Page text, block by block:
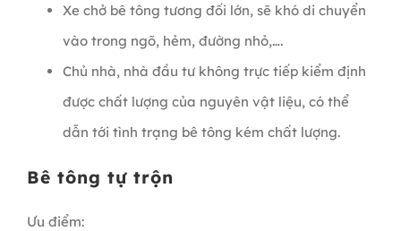
Xe chở bê tông tương đối lớn, sẽ khó di chuyển
vào trong ngõ, hẻm, đường nhỏ,….
Chủ nhà, nhà đầu tư không trực tiếp kiểm định
được chất lượng của nguyên vật liệu, có thể
dẫn tới tình trạng bê tông kém chất lượng.
Bê tông tự trộn
Ưu điểm: